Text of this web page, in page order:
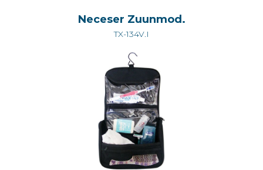
Neceser Zuunmod.
TX-134V.I